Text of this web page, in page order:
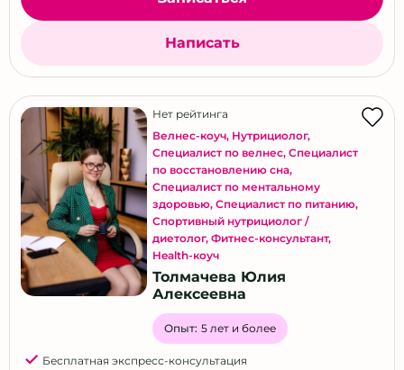
Написать
Нет рейтинга
Велнес-коуч, Нутрициолог,
Специалист по велнес, Специалист
по восстановлению сна,
Специалист по ментальному
здоровью, Специалист по питанию,
Спортивный нутрициолог /
диетолог, Фитнес-консультант,
Health-коуч
Толмачева Юлия
Алексеевна
Опыт: 5 лет и более
Бесплатная экспресс-консультация